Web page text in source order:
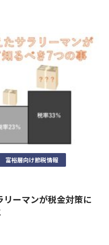
富裕層向け節税情報
ーマンが税金対策に
などにより公表します。
、適法で公正な手段により個
セス解析ツール「Googleアナ
のGoogleアナリティクスは
しています。このデータは
するものではありません。
とで収集を拒否することが出
定をご確認ください。この規
ィクスサービス利用規約の
ジをご覧ください。
安全管理に関する取扱い規定
ど、十分なセキュリティ対策
に必要とされる正確性・最新
律(個人情報保護法)その他の
行われるよう従業者への教
社は、お客様の個人情報等の
個人情報保護方針及びその他
お問い合わせ・資料請求・無
ただいた内容に回答するた
た各種資料を発送するため。
ト情報をご提供するため。
業務およびこれらに付帯・関
を聞きたい
いて
，「当社」といいます。）
ービス（以下「本サービス」
情報の取扱いについて、以下
下「本ポリシー」といいま
動産業・保険業に対する社会
様の個人情報を適正にお取り
動産業・保険業に対する社会
律(個人情報保護法)その他の
インなどを遵守します。
行われるよう従業者への教
社は、お客様の個人情報等の
個人情報保護方針及びその他
く個人情報は、以下の目的の
ただいた内容に回答するた
いに同意する